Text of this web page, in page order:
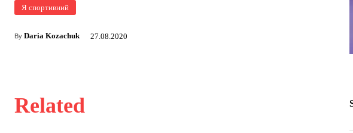
Я спортивний
By Daria Kozachuk 27.08.2020
Related